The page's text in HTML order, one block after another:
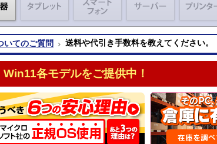
いてのご質問 送料や代引き手数料を教えてください。
各モデルをご提供中！